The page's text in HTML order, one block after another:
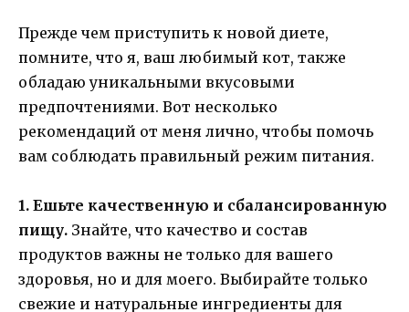
Прежде чем приступить к новой диете,
помните, что я, ваш любимый кот, также
обладаю уникальными вкусовыми
предпочтениями. Вот несколько
рекомендаций от меня лично, чтобы помочь
вам соблюдать правильный режим питания.
1. Ешьте качественную и сбалансированную
пищу. Знайте, что качество и состав
продуктов важны не только для вашего
здоровья, но и для моего. Выбирайте только
свежие и натуральные ингредиенты для